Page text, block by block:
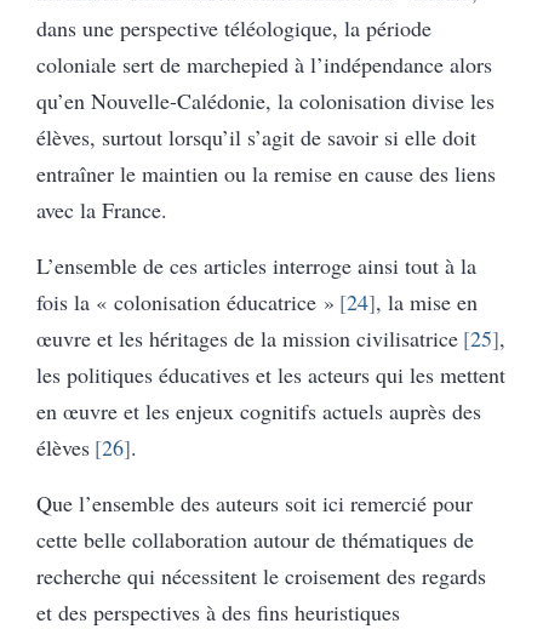
dans une perspective téléologique, la période
coloniale sert de marchepied à l’indépendance alors
qu’en Nouvelle-Calédonie, la colonisation divise les
élèves, surtout lorsqu’il s’agit de savoir si elle doit
entraîner le maintien ou la remise en cause des liens
avec la France.
L’ensemble de ces articles interroge ainsi tout à la
fois la « colonisation éducatrice » 24 , la mise en
œuvre et les héritages de la mission civilisatrice 25 ,
les politiques éducatives et les acteurs qui les mettent
en œuvre et les enjeux cognitifs actuels auprès des
élèves 26 .
Que l’ensemble des auteurs soit ici remercié pour
cette belle collaboration autour de thématiques de
recherche qui nécessitent le croisement des regards
et des perspectives à des fins heuristiques